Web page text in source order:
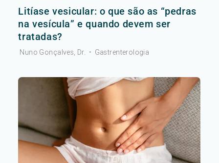
Litíase vesicular: o que são as “pedras
na vesícula” e quando devem ser
tratadas?
Nuno Gonçalves, Dr. • Gastrenterologia